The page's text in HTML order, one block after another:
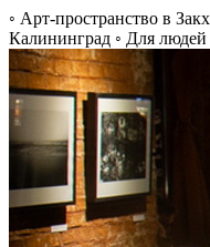
◦ Арт-пространство в
Калининград ◦ Для людей